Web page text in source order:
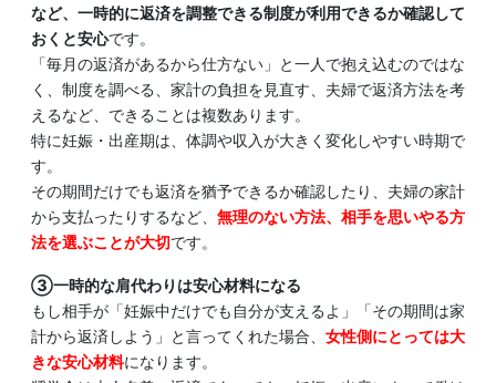
など、一時的に返済を調整できる制度が利用できるか確認して
おくと安心です。
「毎月の返済があるから仕方ない」と一人で抱え込むのではな
く、制度を調べる、家計の負担を見直す、夫婦で返済方法を考
えるなど、できることは複数あります。
特に妊娠・出産期は、体調や収入が大きく変化しやすい時期で
す。
その期間だけでも返済を猶予できるか確認したり、夫婦の家計
から支払ったりするなど、 無理のない方法、相手を思いやる方
法を選ぶことが大切です。
③一時的な肩代わりは安心材料になる
もし相手が「妊娠中だけでも自分が支えるよ」「その期間は家
計から返済しよう」と言ってくれた場合、 女性側にとっては大
きな安心材料になります。